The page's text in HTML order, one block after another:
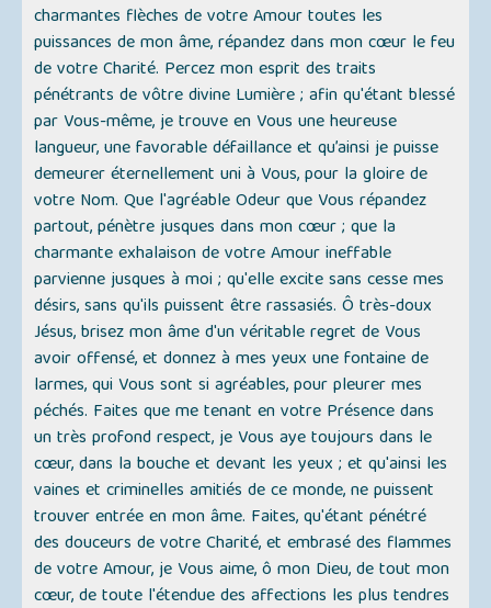
charmantes flèches de votre Amour toutes les
puissances de mon âme, répandez dans mon cœur le feu
de votre Charité. Percez mon esprit des traits
pénétrants de vôtre divine Lumière ; afin qu'étant blessé
par Vous-même, je trouve en Vous une heureuse
langueur, une favorable défaillance et qu’ainsi je puisse
demeurer éternellement uni à Vous, pour la gloire de
votre Nom. Que l'agréable Odeur que Vous répandez
partout, pénètre jusques dans mon cœur ; que la
charmante exhalaison de votre Amour ineffable
parvienne jusques à moi ; qu'elle excite sans cesse mes
désirs, sans qu'ils puissent être rassasiés. Ô très-doux
Jésus, brisez mon âme d'un véritable regret de Vous
avoir offensé, et donnez à mes yeux une fontaine de
larmes, qui Vous sont si agréables, pour pleurer mes
péchés. Faites que me tenant en votre Présence dans
un très profond respect, je Vous aye toujours dans le
cœur, dans la bouche et devant les yeux ; et qu'ainsi les
vaines et criminelles amitiés de ce monde, ne puissent
trouver entrée en mon âme. Faites, qu'étant pénétré
des douceurs de votre Charité, et embrasé des flammes
de votre Amour, je Vous aime, ô mon Dieu, de tout mon
cœur, de toute l'étendue des affections les plus tendres